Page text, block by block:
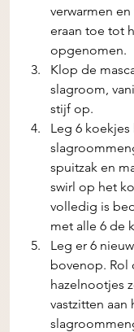
verwarmen
eraan toe tot
opgenomen.
Klop de
slagroom,
stijf op.
Leg 6 koekjes
spuitzak en
swirl op het
volledig is
met alle 6 de
Leg er 6
bovenop. Rol
hazelnootjes
vastzitten aan